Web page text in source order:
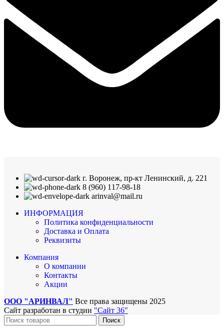
г. Воронеж, пр-кт Ленинский, д. 221
8 (960) 117-98-18
arinval@mail.ru
ИНФОРМАЦИЯ
Политика конфиденциальности
Доставка и Оплата
Реквизиты
Компания
О компании
Контакты
Акции
ООО "АРИНВАЛ" Все права защищены 2025
Сайт разработан в студии "Сайт 36"
Поиск